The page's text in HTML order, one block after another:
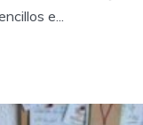
e...